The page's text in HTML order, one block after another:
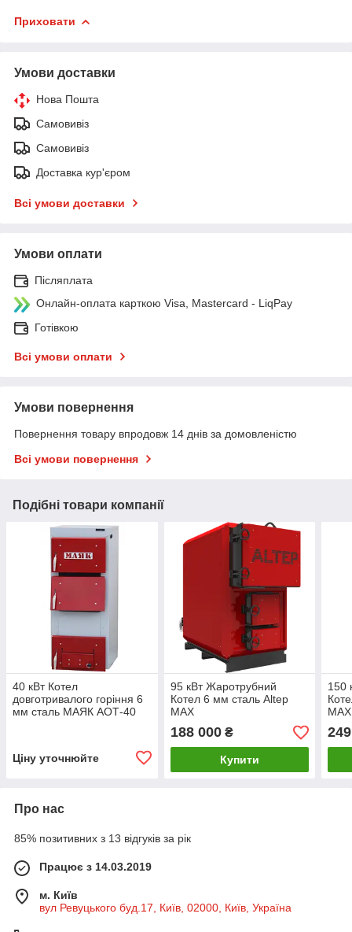
Приховати
Умови доставки
Нова Пошта
Самовивіз
Самовивіз
Доставка кур'єром
Всі умови доставки
Умови оплати
Післяплата
Онлайн-оплата карткою Visa, Mastercard - LiqPay
Готівкою
Всі умови оплати
Умови повернення
Повернення товару впродовж 14 днів за домовленістю
Всі умови повернення
Подібні товари компанії
40 кВт Котел
довготривалого горіння 6
мм сталь МАЯК АОТ-40
Ціну уточнюйте
95 кВт Жаротрубний
Котел 6 мм сталь Altep
MAX
188 000₴
Купити
150
MAX
Про нас
85% позитивних з 13 відгуків за рік
Працює з 14.03.2019
м. Київ
вул Ревуцького буд.17, Київ, 02000, Київ, Україна